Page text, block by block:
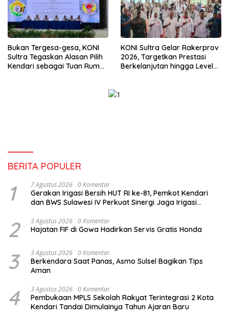
Bukan Tergesa-gesa, KONI
Sultra Tegaskan Alasan Pilih
Kendari sebagai Tuan Rumah
KONI Sultra Gelar Rakerprov
2026, Targetkan Prestasi
Berkelanjutan hingga Level
BERITA POPULER
1 7 Agustus 2026 0 Komentar
Gerakan Irigasi Bersih HUT RI ke-81, Pemkot Kendari
dan BWS Sulawesi IV Perkuat Sinergi Jaga Irigasi
2 3 Agustus 2026 0 Komentar
Hajatan FIF di Gowa Hadirkan Servis Gratis Honda
3 3 Agustus 2026 0 Komentar
Berkendara Saat Panas, Asmo Sulsel Bagikan Tips
Aman
4 3 Agustus 2026 0 Komentar
Pembukaan MPLS Sekolah Rakyat Terintegrasi 2 Kota
Kendari Tandai Dimulainya Tahun Ajaran Baru